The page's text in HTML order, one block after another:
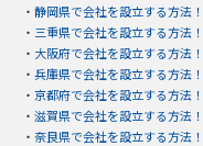
・ 静岡県で会社を設立する方法！
・ 三重県で会社を設立する方法！
・ 大阪府で会社を設立する方法！
・ 兵庫県で会社を設立する方法！
・ 京都府で会社を設立する方法！
・ 滋賀県で会社を設立する方法！
・ 奈良県で会社を設立する方法！